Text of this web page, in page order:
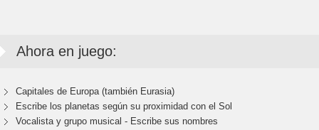
Ahora en juego:
Capitales de Europa (también Eurasia)
Escribe los planetas según su proximidad con el Sol
Vocalista y grupo musical - Escribe sus nombres